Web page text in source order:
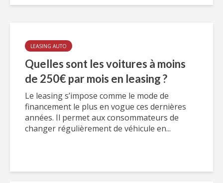
LEASING AUTO
Quelles sont les voitures à moins
de 250€ par mois en leasing ?
Le leasing s’impose comme le mode de
financement le plus en vogue ces dernières
années. Il permet aux consommateurs de
changer régulièrement de véhicule en...